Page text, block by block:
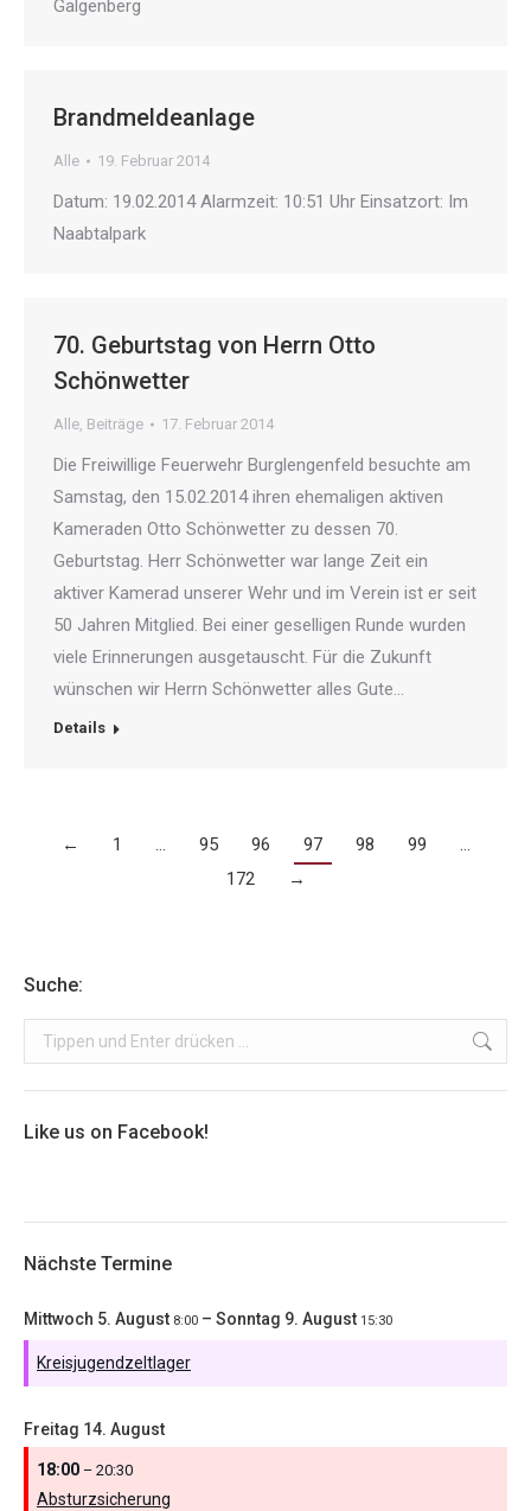
Galgenberg
Brandmeldeanlage
Alle 19. Februar 2014
Datum: 19.02.2014 Alarmzeit: 10:51 Uhr Einsatzort: Im
Naabtalpark
70. Geburtstag von Herrn Otto
Schönwetter
Alle, Beiträge 17. Februar 2014
Die Freiwillige Feuerwehr Burglengenfeld besuchte am
Samstag, den 15.02.2014 ihren ehemaligen aktiven
Kameraden Otto Schönwetter zu dessen 70.
Geburtstag. Herr Schönwetter war lange Zeit ein
aktiver Kamerad unserer Wehr und im Verein ist er seit
50 Jahren Mitglied. Bei einer geselligen Runde wurden
viele Erinnerungen ausgetauscht. Für die Zukunft
wünschen wir Herrn Schönwetter alles Gute…
Details
← 1 … 95 96 97 98 99
…
172
→
Suche:
Search:
Like us on Facebook!
Nächste Termine
Mittwoch 5. August 8:00 – Sonntag 9. August 15:30
Kreisjugendzeltlager
Freitag 14. August
18:00 – 20:30
Absturzsicherung